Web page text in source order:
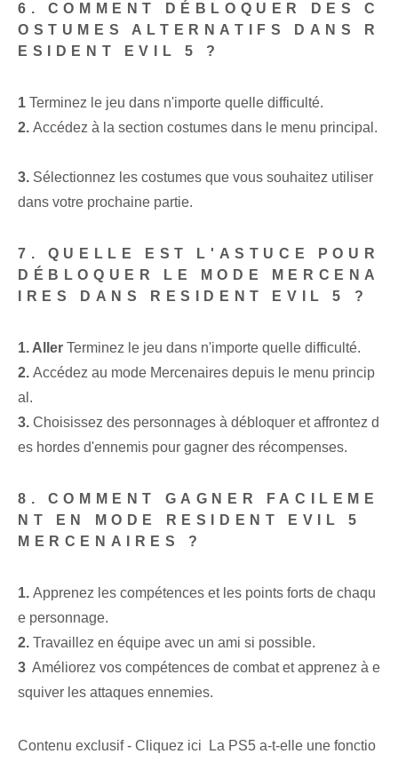
6. COMMENT DÉBLOQUER DES C
OSTUMES ALTERNATIFS DANS R
ESIDENT EVIL 5 ?
1 Terminez le jeu dans n'importe quelle difficulté.
2. Accédez à la section costumes dans le menu principal.
3. Sélectionnez les costumes que vous souhaitez utiliser
dans votre prochaine partie.
7. QUELLE EST L'ASTUCE POUR
DÉBLOQUER LE MODE MERCENA
IRES DANS RESIDENT EVIL 5 ?
1. Aller Terminez le jeu dans n'importe quelle difficulté.
2. ⁣Accédez au mode Mercenaires ‌depuis ‍le menu princip
al.
3. Choisissez des personnages à débloquer et affrontez d
es hordes d'ennemis pour gagner des récompenses.
8. COMMENT GAGNER FACILEME
NT EN MODE RESIDENT EVIL 5
MERCENAIRES ?
1. Apprenez les compétences et les points forts de chaqu
e personnage.
2. Travaillez en équipe avec un ami si possible.
3 ‌ Améliorez vos compétences de combat et apprenez à e
squiver les attaques ennemies.
Contenu exclusif - Cliquez ici La PS5 a-t-elle une fonctio